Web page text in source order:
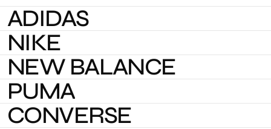
ADIDAS
NIKE
NEW BALANCE
PUMA
CONVERSE